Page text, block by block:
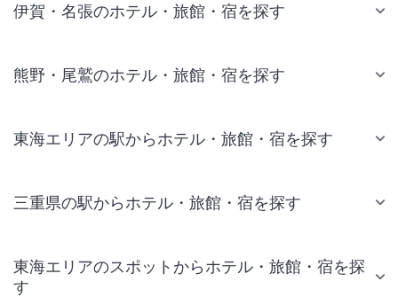
伊賀・名張のホテル・旅館・宿を探す
熊野・尾鷲のホテル・旅館・宿を探す
東海エリアの駅からホテル・旅館・宿を探す
三重県の駅からホテル・旅館・宿を探す
東海エリアのスポットからホテル・旅館・宿を探
す